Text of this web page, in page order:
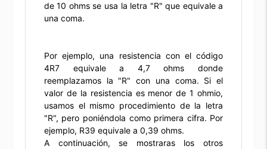
de 10 ohms se usa la letra "R" que equivale a
una coma.
Por ejemplo, una resistencia con el código
4R7 equivale a 4,7 ohms donde
reemplazamos la "R" con una coma. Si el
valor de la resistencia es menor de 1 ohmio,
usamos el mismo procedimiento de la letra
"R", pero poniéndola como primera cifra. Por
ejemplo, R39 equivale a 0,39 ohms.
A continuación, se mostraras los otros